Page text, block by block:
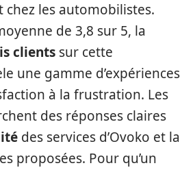
chez les automobilistes.
de 3,8 sur 5, la
clients sur cette
une gamme d’expériences
à la frustration. Les
des réponses claires
des services d’Ovoko et la
proposées. Pour qu’un